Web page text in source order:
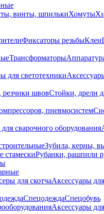
винты, шпилькиХомуты
Фиксаторы резьбыКлеи
Трансформаторы
для светотехники
резчики швовСтойки, дрели
пневмосистем
сварочного оборудования
Зубила, керны,
стамескиРубанки, рашпили
для скотчаАксессуары
СпецодеждаСпецобувь
Аксессуары